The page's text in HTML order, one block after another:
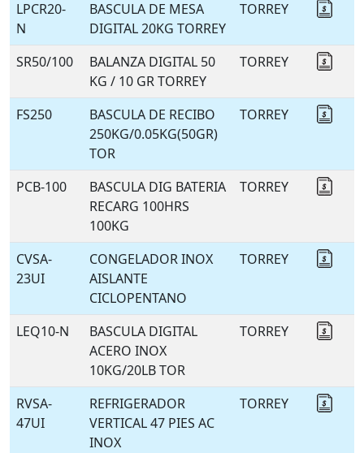
LPCR20-
N
BASCULA DE MESA
DIGITAL 20KG TORREY
TORREY
SR50/100
BALANZA DIGITAL 50
KG / 10 GR TORREY
TORREY
FS250
BASCULA DE RECIBO
250KG/0.05KG(50GR)
TOR
TORREY
PCB-100
BASCULA DIG BATERIA
RECARG 100HRS
100KG
TORREY
CVSA-
23UI
CONGELADOR INOX
AISLANTE
CICLOPENTANO
TORREY
LEQ10-N
BASCULA DIGITAL
ACERO INOX
10KG/20LB TOR
TORREY
RVSA-
47UI
REFRIGERADOR
VERTICAL 47 PIES AC
INOX
TORREY